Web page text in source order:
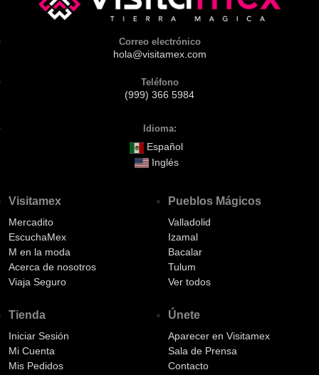
Correo electrónico
hola@visitamex.com
Teléfono
(999) 366 5984
Idioma:
Español
Inglés
Visitamex
Mercadito
EscuchaMex
M en la moda
Acerca de nosotros
Viaja Seguro
Tienda
Iniciar Sesión
Mi Cuenta
Mis Pedidos
Pueblos Mágicos
Valladolid
Izamal
Bacalar
Tulum
Ver todos
Únete
Aparecer en Visitamex
Sala de Prensa
Contacto